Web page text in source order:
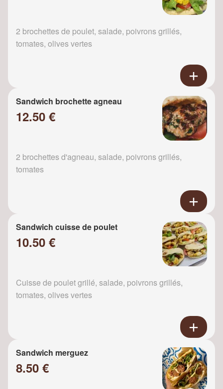
2 brochettes de poulet, salade, poivrons grillés,
tomates, olives vertes
Sandwich brochette agneau
12.50 €
2 brochettes d'agneau, salade, poivrons grillés,
tomates
Sandwich cuisse de poulet
10.50 €
Cuisse de poulet grillé, salade, poivrons grillés,
tomates, olives vertes
Sandwich merguez
8.50 €